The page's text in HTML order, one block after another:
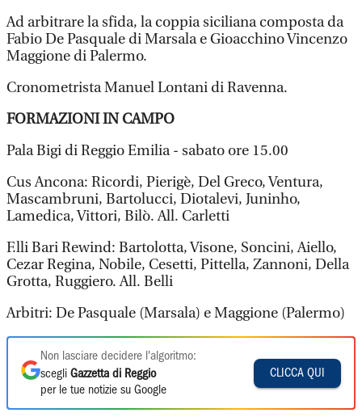
Ad arbitrare la sfida, la coppia siciliana composta da
Fabio De Pasquale di Marsala e Gioacchino Vincenzo
Maggione di Palermo.
Cronometrista Manuel Lontani di Ravenna.
FORMAZIONI IN CAMPO
Pala Bigi di Reggio Emilia - sabato ore 15.00
Cus Ancona: Ricordi, Pierigè, Del Greco, Ventura,
Mascambruni, Bartolucci, Diotalevi, Juninho,
Lamedica, Vittori, Bilò. All. Carletti
F.lli Bari Rewind: Bartolotta, Visone, Soncini, Aiello,
Cezar Regina, Nobile, Cesetti, Pittella, Zannoni, Della
Grotta, Ruggiero. All. Belli
Arbitri: De Pasquale (Marsala) e Maggione (Palermo)
Non lasciare decidere l'algoritmo:
scegli Gazzetta di Reggio
per le tue notizie su Google
CLICCA QUI